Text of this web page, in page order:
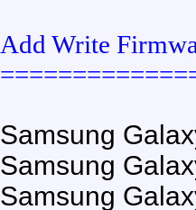
Add Write
Samsung
Samsung
Samsung